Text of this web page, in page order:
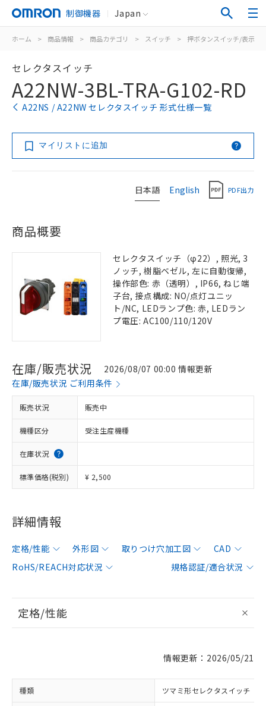
制御機器 Japan
ホーム > 商品情報 > 商品カテゴリ > スイッチ > 押ボタンスイッチ/表示灯
セレクタスイッチ
A22NW-3BL-TRA-G102-RD
A22NS / A22NW セレクタスイッチ 形式仕様一覧
マイリストに追加
日本語 English PDF出力
商品概要
セレクタスイッチ（φ22）, 照光, 3
ノッチ, 樹脂ベゼル, 左に自動復帰,
操作部色: 赤（透明）, IP66, ねじ端
子台, 接点構成: NO/点灯ユニッ
ト/NC, LEDランプ色: 赤, LEDラン
プ電圧: AC100/110/120V
在庫/販売状況
2026/08/07 00:00 情報更新
在庫/販売状況 ご利用条件
販売状況 販売中
機種区分 受注生産機種
在庫状況
標準価格(税別) ¥ 2,500
詳細情報
定格/性能 外形図 取りつけ穴加工図
CAD
RoHS/REACH対応状況
規格認証/適合状況
定格/性能
情報更新：2026/05/21
種類 ツマミ形セレクタスイッチ